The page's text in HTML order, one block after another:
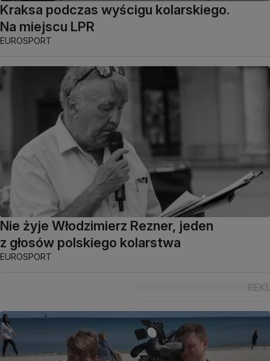
Kraksa podczas wyścigu kolarskiego.
Na miejscu LPR
EUROSPORT
Nie żyje Włodzimierz Rezner, jeden
z głosów polskiego kolarstwa
EUROSPORT